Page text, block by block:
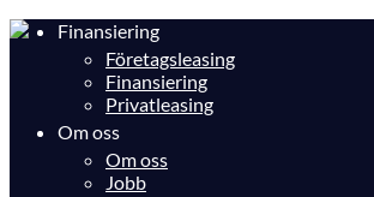
Finansiering
Företagsleasing
Finansiering
Privatleasing
Om oss
Om oss
Jobb